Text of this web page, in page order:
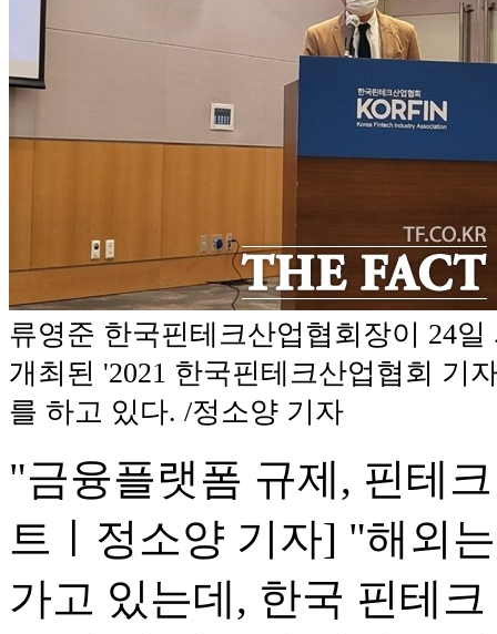
류영준 한국핀테크산업협회장이 24
개최된 '2021 한국핀테크산업협회 기
를 하고 있다. /정소양 기자
"금융플랫폼 규제, 핀테
트ㅣ정소양 기자] "해외
가고 있는데, 한국 핀테